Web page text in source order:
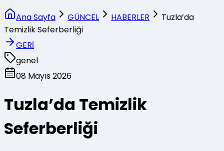
Ana Sayfa GÜNCEL HABERLER
Tuzla’da
Temizlik Seferberliği
GERİ
genel
08 Mayıs 2026
Tuzla’da Temizlik
Seferberliği